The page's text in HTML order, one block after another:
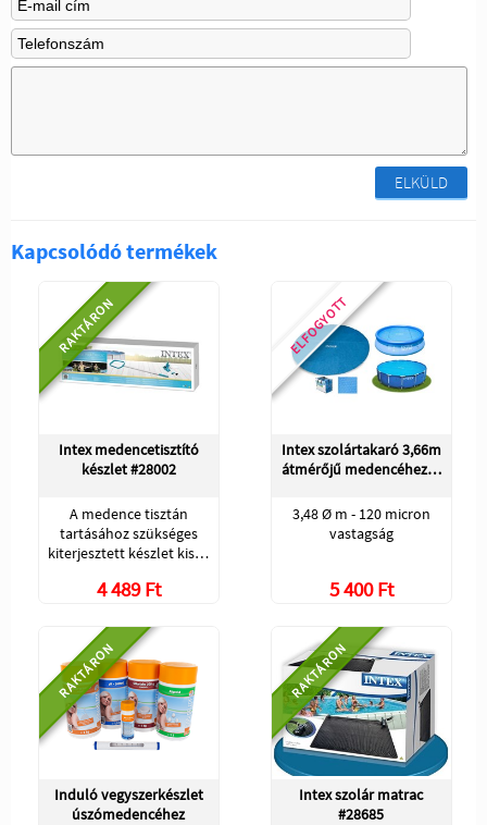
ELKÜLD
Kapcsolódó termékek
RAKTÁRON
Intex medencetisztító
készlet #28002
A medence tisztán
tartásához szükséges
kiterjesztett készlet kis…
4 489 Ft
ELFOGYOTT
Intex szolártakaró 3,66m
átmérőjű medencéhez…
3,48 Ø m - 120 micron
vastagság
5 400 Ft
RAKTÁRON
Induló vegyszerkészlet
úszómedencéhez
RAKTÁRON
Intex szolár matrac
#28685